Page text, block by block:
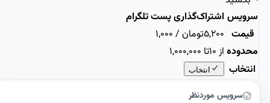
اشتراک‌گذاری پست تلگرام
5,200تومان / 1,000
از 10 تا 1,000,000
انتخاب
سرویس موردنظر